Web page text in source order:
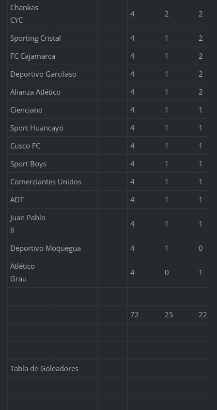
Chankas
CYC
4 2 2
Sporting Cristal 4 1
2
FC Cajamarca
4 1
2
Deportivo Garcilaso
4 1
2
Alianza Atlético
4 1
2
Cienciano
4 1
1
Sport Huancayo
4 1
1
Cusco FC
4 1
1
Sport Boys
4 1
1
Comerciantes Unidos
4 1
1
ADT
4 1
1
Juan Pablo
II
4 1 1
Deportivo Moquegua 4 1
0
Atlético
Grau
4 0 1
72 25 22
Tabla de Goleadores